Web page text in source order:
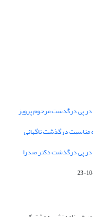
پی درگذشت مرحوم پرویز
مناسبت درگذشت ناگهانی
پی درگذشت دکتر صدرا